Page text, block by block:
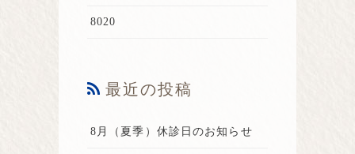
8020
最近の投稿
8月（夏季）休診日のお知らせ